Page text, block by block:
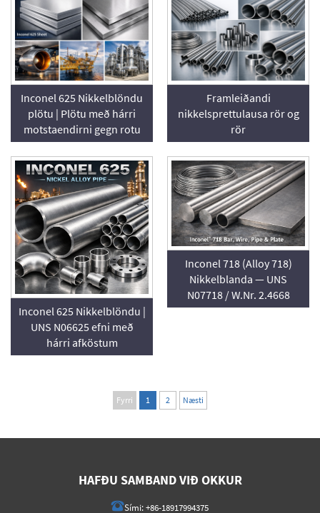
Inconel 625 Nikkelblöndu
plötu | Plötu með hárri
motstaendirni gegn rotu
Framleiðandi
nikkelsprettulausa rör og
rör
Inconel 625 Nikkelblöndu |
UNS N06625 efni með
hárri afköstum
Inconel 718 (Alloy 718)
Nikkelblanda — UNS
N07718 / W.Nr. 2.4668
Fyrri 1 2 Næsti
HAFÐU SAMBAND VIÐ OKKUR
Sími:+86-18917994375